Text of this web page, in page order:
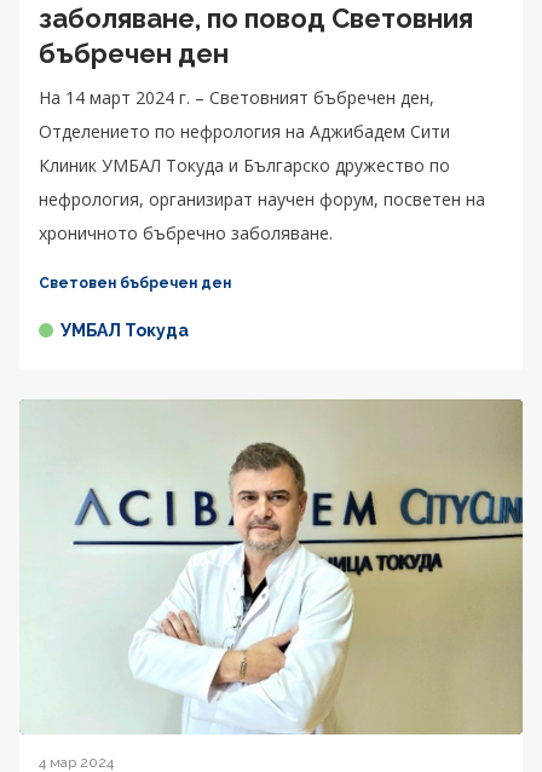
заболяване, по повод Световния
бъбречен ден
На 14 март 2024 г. – Световният бъбречен ден,
Отделението по нефрология на Аджибадем Сити
Клиник УМБАЛ Токуда и Българско дружество по
нефрология, организират научен форум, посветен на
хроничното бъбречно заболяване.
Световен бъбречен ден
УМБАЛ Токуда
4 мар 2024